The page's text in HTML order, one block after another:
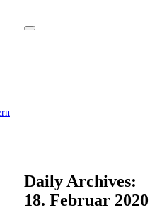
Daily Archives:
18. Februar 2020